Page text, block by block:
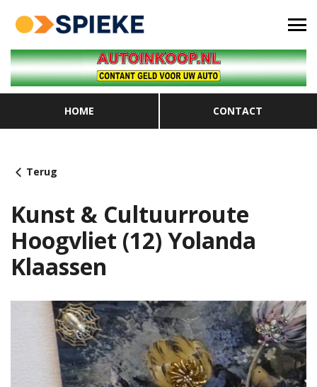
HOME CONTACT
Terug
Kunst & Cultuurroute
Hoogvliet (12) Yolanda
Klaassen